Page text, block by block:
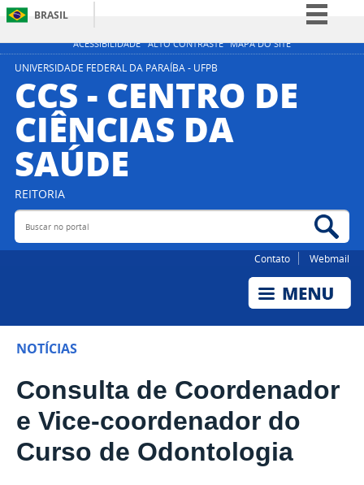
ACESSIBILIDADE ALTO CONTRASTE MAPA DO SITE
BRASIL
Simplifique!
Participe
Acesso à informação
Legislação
UNIVERSIDADE FEDERAL DA PARAÍBA - UFPB
CCS - CENTRO DE
CIÊNCIAS DA
SAÚDE
REITORIA
Buscar no portal
Contato Webmail
NOTÍCIAS
Consulta de Coordenador
e Vice-coordenador do
Curso de Odontologia